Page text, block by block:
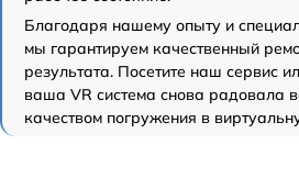
Благодаря нашему опыту и
мы гарантируем качественный
результата. Посетите наш сервис
ваша VR система снова радовала
качеством погружения в